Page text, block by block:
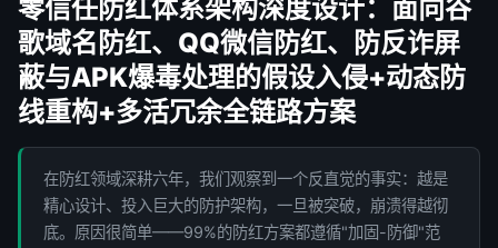
零信任防红体系架构深度设计：面向谷
歌域名防红、QQ微信防红、防反诈屏
蔽与APK爆毒处理的假设入侵+动态防
线重构+多活冗余全链路方案
在防红领域深耕六年，我们观察到一个反直觉的事实：越是
精心设计、投入巨大的防护架构，一旦被突破，崩溃得越彻
底。原因很简单——99%的防红方案都遵循"加固-防御"范